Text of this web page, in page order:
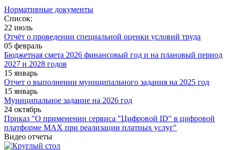
Нормативные документы
Список:
22 июль
Отчёт о проведении специальной оценки условий труда
05 февраль
Бюджетная смета 2026 финансовый год и на плановый период
2027 и 2028 годов
15 январь
Отчет о выполнении муниципального задания на 2025 год
15 январь
Муниципальное задание на 2026 год
24 октябрь
Приказ "О применении сервиса "Цифровой ID" в цифровой
платформе МАХ при реализации платных услуг"
Видео отчеты